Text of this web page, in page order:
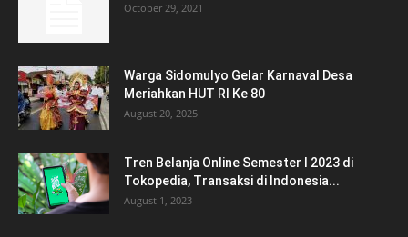
October 29, 2021
Warga Sidomulyo Gelar Karnaval Desa
Meriahkan HUT RI Ke 80
August 20, 2025
Tren Belanja Online Semester I 2023 di
Tokopedia, Transaksi di Indonesia...
August 1, 2023